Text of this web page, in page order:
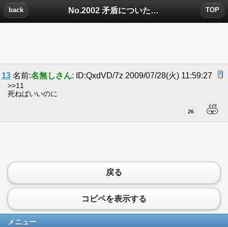
No.2002 矛盾についたコメント
back TOP
13 名前:名無しさん: ID:QxdVD/7z 2009/07/28(火) 11:59:27
>>11
死ねばいいのに
26
戻る
コピペを表示する
メニュー